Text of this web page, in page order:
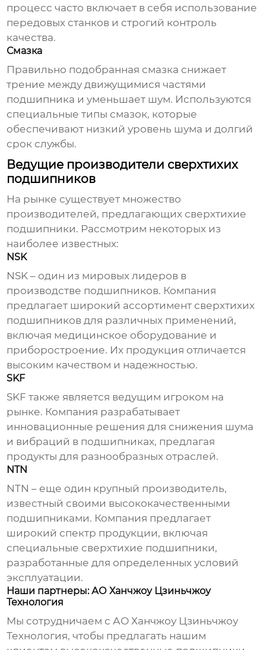
процесс часто включает в себя использование
передовых станков и строгий контроль
качества.
Смазка
Правильно подобранная смазка снижает
трение между движущимися частями
подшипника и уменьшает шум. Используются
специальные типы смазок, которые
обеспечивают низкий уровень шума и долгий
срок службы.
Ведущие производители сверхтихих
подшипников
На рынке существует множество
производителей, предлагающих сверхтихие
подшипники. Рассмотрим некоторых из
наиболее известных:
NSK
NSK – один из мировых лидеров в
производстве подшипников. Компания
предлагает широкий ассортимент сверхтихих
подшипников для различных применений,
включая медицинское оборудование и
приборостроение. Их продукция отличается
высоким качеством и надежностью.
SKF
SKF также является ведущим игроком на
рынке. Компания разрабатывает
инновационные решения для снижения шума
и вибраций в подшипниках, предлагая
продукты для разнообразных отраслей.
NTN
NTN – еще один крупный производитель,
известный своими высококачественными
подшипниками. Компания предлагает
широкий спектр продукции, включая
специальные сверхтихие подшипники,
разработанные для определенных условий
эксплуатации.
Наши партнеры: АО Ханчжоу Цзиньчжоу
Технология
Мы сотрудничаем с АО Ханчжоу Цзиньчжоу
Технология, чтобы предлагать нашим